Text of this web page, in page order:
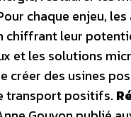
chaque enjeu,
chiffrant leur
et les solutions
créer des usines
transport positifs.